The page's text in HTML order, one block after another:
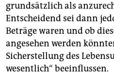
grundsätzlich als
Entscheidend sei dann
Beträge waren und ob
angesehen werden
Sicherstellung des
wesentlich“ beeinflussen.